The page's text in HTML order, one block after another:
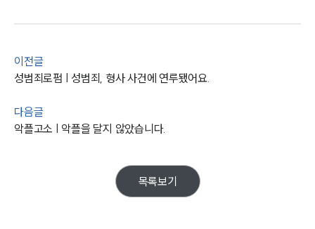
형사전문변호사
소식/자료
공지사항
법률 블로그
법률서식
이전글
성범죄로펌 | 성범죄, 형사 사건에 연루됐어요.
다음글
악플고소 | 악플을 달지 않았습니다.
목록보기